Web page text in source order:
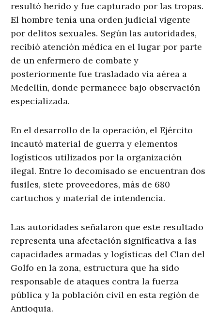
resultó herido y fue capturado por las tropas.
El hombre tenía una orden judicial vigente
por delitos sexuales. Según las autoridades,
recibió atención médica en el lugar por parte
de un enfermero de combate y
posteriormente fue trasladado vía aérea a
Medellín, donde permanece bajo observación
especializada.
En el desarrollo de la operación, el Ejército
incautó material de guerra y elementos
logísticos utilizados por la organización
ilegal. Entre lo decomisado se encuentran dos
fusiles, siete proveedores, más de 680
cartuchos y material de intendencia.
Las autoridades señalaron que este resultado
representa una afectación significativa a las
capacidades armadas y logísticas del Clan del
Golfo en la zona, estructura que ha sido
responsable de ataques contra la fuerza
pública y la población civil en esta región de
Antioquia.